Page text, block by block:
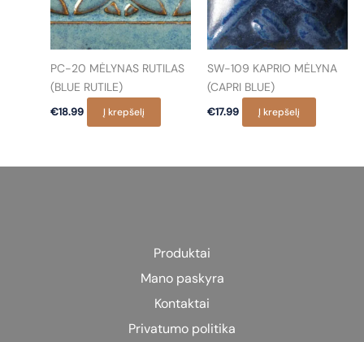
be
chosen
the
product
page
chosen
on
product
page
PC-20 MĖLYNAS RUTILAS
(BLUE RUTILE)
€18.99 Į krepšelį
SW-109 KAPRIO MĖLYNA
(CAPRI BLUE)
€17.99 Į krepšelį
Produktai
Mano paskyra
Kontaktai
Privatumo politika